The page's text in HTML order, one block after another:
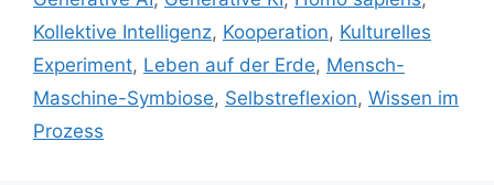
Kollektive Intelligenz, Kooperation, Kulturelles
Experiment, Leben auf der Erde, Mensch-
Maschine-Symbiose, Selbstreflexion, Wissen im
Prozess